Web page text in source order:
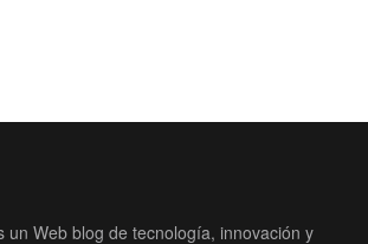
un Web blog de tecnología, innovación y